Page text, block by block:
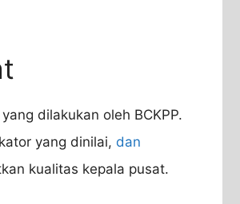
dilakukan oleh BCKPP.
yang dinilai, dan
kualitas kepala pusat.